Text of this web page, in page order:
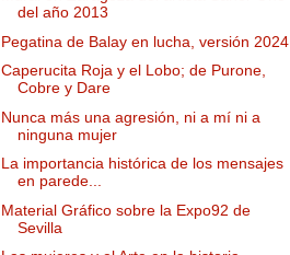
del año 2013
Pegatina de Balay en lucha, versión 2024
Caperucita Roja y el Lobo; de Purone,
Cobre y Dare
Nunca más una agresión, ni a mí ni a
ninguna mujer
La importancia histórica de los mensajes
en parede...
Material Gráfico sobre la Expo92 de
Sevilla